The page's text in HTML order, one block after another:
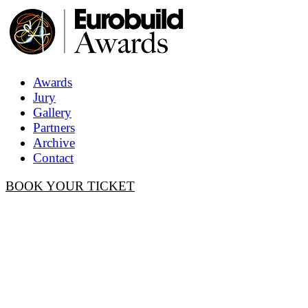
Awards
Jury
Gallery
Partners
Archive
Contact
BOOK YOUR TICKET